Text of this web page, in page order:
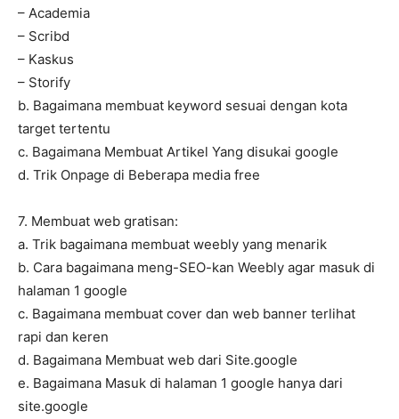
– Academia
– Scribd
– Kaskus
– Storify
b. Bagaimana membuat keyword sesuai dengan kota
target tertentu
c. Bagaimana Membuat Artikel Yang disukai google
d. Trik Onpage di Beberapa media free
7. Membuat web gratisan:
a. Trik bagaimana membuat weebly yang menarik
b. Cara bagaimana meng-SEO-kan Weebly agar masuk di
halaman 1 google
c. Bagaimana membuat cover dan web banner terlihat
rapi dan keren
d. Bagaimana Membuat web dari Site.google
e. Bagaimana Masuk di halaman 1 google hanya dari
site.google